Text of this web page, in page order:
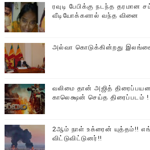
ரவுடி பேபிக்கு நடந்த தரமான
வீடியோக்களால் வந்த வினை
அல்வா கொடுக்கின்றது
வலிமை தான் அஜித்
காலெக்ஷன் செய்த திரைப்படம் !
2ஆம் நாள் உக்ரைன் யுத்தம்!!
விட்டுவிட்டுனர்!!